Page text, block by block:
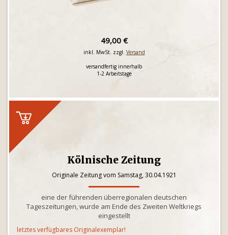
49,00 €
inkl. MwSt. zzgl. Versand
versandfertig innerhalb
1-2 Arbeitstage
Kölnische Zeitung
Originale Zeitung vom Samstag, 30.04.1921
eine der führenden überregionalen deutschen
Tageszeitungen, wurde am Ende des Zweiten Weltkriegs
eingestellt
letztes verfügbares Originalexemplar!